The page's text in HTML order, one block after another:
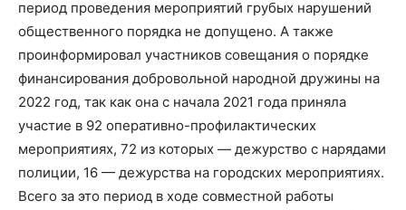
период проведения мероприятий грубых нарушений
общественного порядка не допущено. А также
проинформировал участников совещания о порядке
финансирования добровольной народной дружины на
2022 год, так как она с начала 2021 года приняла
участие в 92 оперативно-профилактических
мероприятиях, 72 из которых — дежурство с нарядами
полиции, 16 — дежурства на городских мероприятиях.
Всего за это период в ходе совместной работы